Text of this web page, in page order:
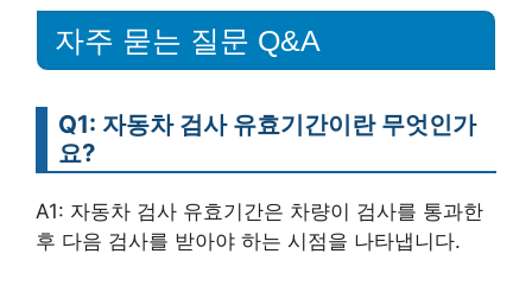
자주 묻는 질문 Q&A
Q1: 자동차 검사 유효기간이란 무엇인가
요?
A1: 자동차 검사 유효기간은 차량이 검사를 통과한
후 다음 검사를 받아야 하는 시점을 나타냅니다.